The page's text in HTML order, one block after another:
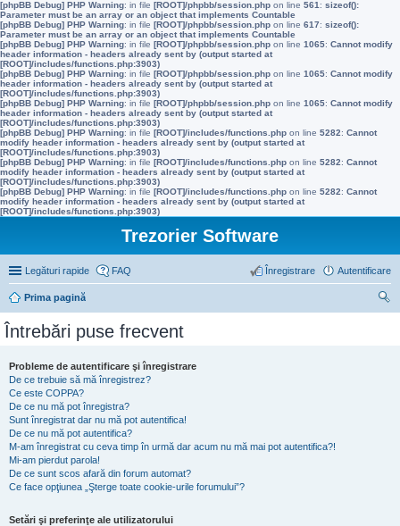
[phpBB Debug] PHP Warning: in file [ROOT]/phpbb/session.php on line 561 : sizeof():
Parameter must be an array or an object that implements Countable
[phpBB Debug] PHP Warning: in file [ROOT]/phpbb/session.php on line 617: sizeof():
Parameter must be an array or an object that implements Countable
[phpBB Debug] PHP Warning: in file [ROOT]/phpbb/session.php on line 1065: Cannot modify
header information - headers already sent by (output started at
[ROOT]/includes/functions.php:3903)
[phpBB Debug] PHP Warning: in file [ROOT]/phpbb/session.php on line 1065: Cannot modify
header information - headers already sent by (output started at
[ROOT]/includes/functions.php:3903)
[phpBB Debug] PHP Warning: in file [ROOT]/phpbb/session.php on line 1065: Cannot modify
header information - headers already sent by (output started at
[ROOT]/includes/functions.php:3903)
[phpBB Debug] PHP Warning: in file [ROOT]/includes/functions.php on line 5282: Cannot
modify header information - headers already sent by (output started at
[ROOT]/includes/functions.php:3903)
[phpBB Debug] PHP Warning: in file [ROOT]/includes/functions.php on line 5282: Cannot
modify header information - headers already sent by (output started at
[ROOT]/includes/functions.php:3903)
[phpBB Debug] PHP Warning: in file [ROOT]/includes/functions.php on line 5282: Cannot
modify header information - headers already sent by (output started at
[ROOT]/includes/functions.php:3903)
Trezorier Software
Legături rapide FAQ Autentificare
Înregistrare
Prima pagină
Întrebări puse frecvent
Probleme de autentificare şi înregistrare
De ce trebuie să mă înregistrez?
Ce este COPPA?
De ce nu mă pot înregistra?
Sunt înregistrat dar nu mă pot autentifica!
De ce nu mă pot autentifica?
M-am înregistrat cu ceva timp în urmă dar acum nu mă mai pot autentifica?!
Mi-am pierdut parola!
De ce sunt scos afară din forum automat?
Ce face opţiunea „Şterge toate cookie-urile forumului”?
Setări şi preferinţe ale utilizatorului